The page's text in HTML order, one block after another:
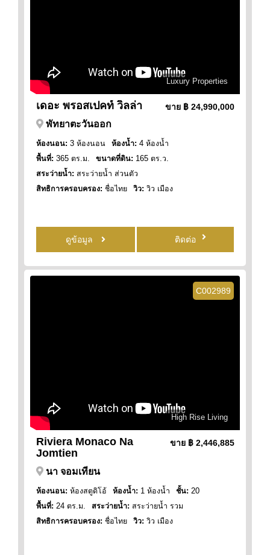
Luxury Properties
เดอะ พรอสเปคท์ วิลล่า ขาย ฿ 24,990,000
พัทยาตะวันออก
ห้องนอน: 3 ห้องนอน ห้องน้ำ: 4 ห้องน้ำ
พื้นที่: 365 ตร.ม. ขนาดที่ดิน: 165 ตร.ว.
สระว่ายน้ำ: สระว่ายน้ำ ส่วนตัว
สิทธิการครอบครอง: ชื่อไทย วิว: วิว เมือง
ดูข้อมูล ติดต่อ
C002989
High Rise Living
Riviera Monaco Na
Jomtien
ขาย ฿ 2,446,885
นา จอมเทียน
ห้องนอน: ห้องสตูดิโอ้ ห้องน้ำ: 1 ห้องน้ำ ชั้น: 20
พื้นที่: 24 ตร.ม. สระว่ายน้ำ: สระว่ายน้ำ รวม
สิทธิการครอบครอง: ชื่อไทย วิว: วิว เมือง